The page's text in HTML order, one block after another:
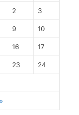
2 3
9 10
16 17
23 24